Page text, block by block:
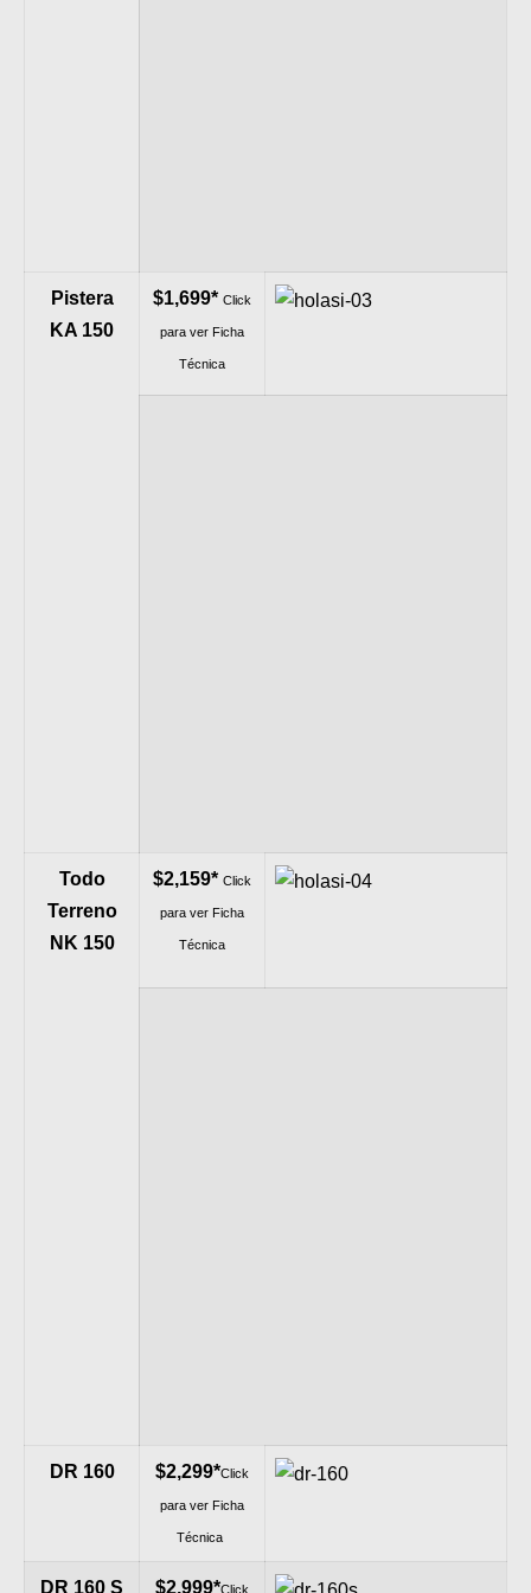
Pistera
KA 150
$1,699* Click
para ver Ficha
Técnica
Todo
Terreno
NK 150
$2,159* Click
para ver Ficha
Técnica
DR 160 $2,299*Click
para ver Ficha
Técnica
DR 160 S $2,999*Click